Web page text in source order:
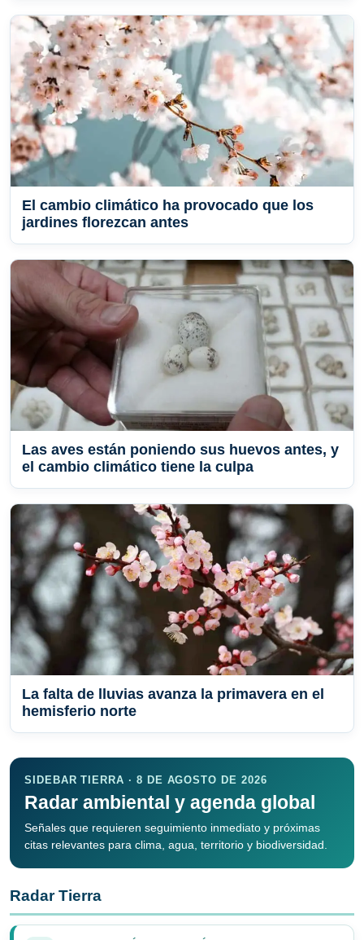
El cambio climático ha provocado que los
jardines florezcan antes
Las aves están poniendo sus huevos antes, y
el cambio climático tiene la culpa
La falta de lluvias avanza la primavera en el
hemisferio norte
SIDEBAR TIERRA · 8 DE AGOSTO DE 2026
Radar ambiental y agenda global
Señales que requieren seguimiento inmediato y próximas
citas relevantes para clima, agua, territorio y biodiversidad.
Radar Tierra